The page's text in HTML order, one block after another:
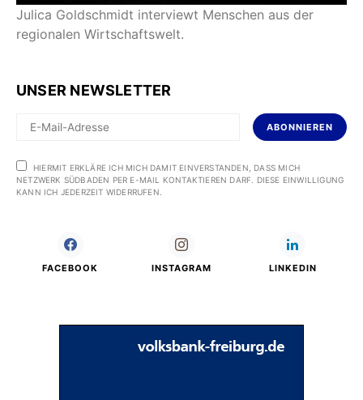
Julica Goldschmidt interviewt Menschen aus der
regionalen Wirtschaftswelt.
UNSER NEWSLETTER
ABONNIEREN
HIERMIT ERKLÄRE ICH MICH DAMIT EINVERSTANDEN, DASS MICH
NETZWERK SÜDBADEN PER E-MAIL KONTAKTIEREN DARF. DIESE EINWILLIGUNG
KANN ICH JEDERZEIT WIDERRUFEN.
FACEBOOK INSTAGRAM LINKEDIN